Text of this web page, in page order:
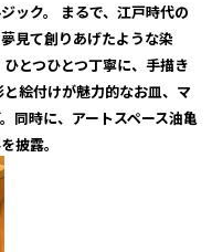
ック。 まるで、江戸時代の
見て創りあげたような染
とつひとつ丁寧に、手描き
絵付けが魅力的なお皿、マ
同時に、アートスペース油亀
披露。